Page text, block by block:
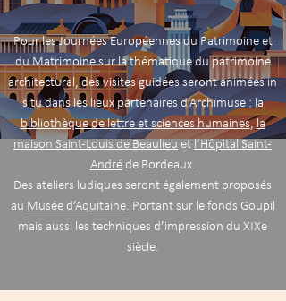
​Pour les Journées Européennes du Patrimoine et
du Matrimoine sur la thématique du patrimoine
architectural, des visites guidées seront animées in
situ dans les lieux partenaires d’Archimuse : la
bibliothèque de lettre et sciences humaines, la
maison Saint-Louis de Beaulieu et l’Hôpital Saint-
Andréde Bordeaux.
Des ateliers ludiques seront également proposés
au Musée d’Aquitaine. Portant sur le fonds Goupil
mais aussi les techniques d’impression du XIXe
siècle.